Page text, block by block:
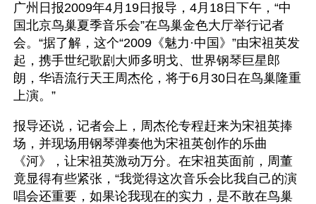
广州日报2009年4月19日报导，4月18日下午，“中
国北京鸟巢夏季音乐会”在鸟巢金色大厅举行记者
会。“据了解，这个“2009《魅力·中国》”由宋祖英发
起，携手世纪歌剧大师多明戈、世界钢琴巨星郎
朗，华语流行天王周杰伦，将于6月30日在鸟巢隆重
上演。”
报导还说，记者会上，周杰伦专程赶来为宋祖英捧
场，并现场用钢琴弹奏他为宋祖英创作的乐曲
《河》，让宋祖英激动万分。在宋祖英面前，周董
竟显得有些紧张，“我觉得这次音乐会比我自己的演
唱会还重要，如果论我现在的实力，是不敢在鸟巢